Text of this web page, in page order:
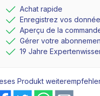
Achat rapide
Enregistrez vos
Aperçu de la
Gérer votre
19 Jahre
Produkt